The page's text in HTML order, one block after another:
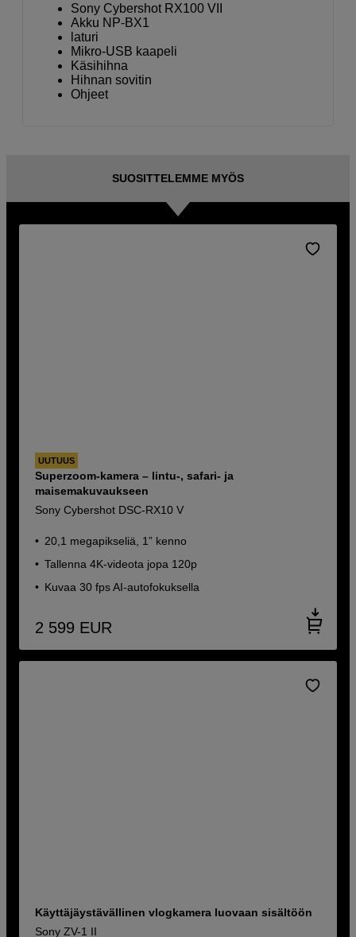
Sony Cybershot RX100 VII
Akku NP-BX1
laturi
Mikro-USB kaapeli
Käsihihna
Hihnan sovitin
Ohjeet
SUOSITTELEMME MYÖS
UUTUUS
Superzoom-kamera – lintu-, safari- ja
maisemakuvaukseen
Sony Cybershot DSC-RX10 V
20,1 megapikseliä, 1” kenno
Tallenna 4K-videota jopa 120p
Kuvaa 30 fps AI-autofokuksella
2 599 EUR
Käyttäjäystävällinen vlogkamera luovaan sisältöön
Sony ZV-1 II